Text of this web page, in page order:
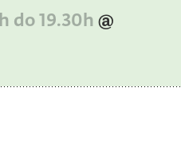
do 19.30h @